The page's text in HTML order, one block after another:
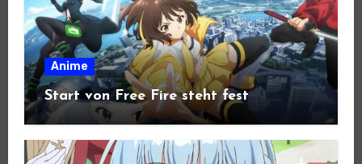
Anime
Start von Free Fire steht fest